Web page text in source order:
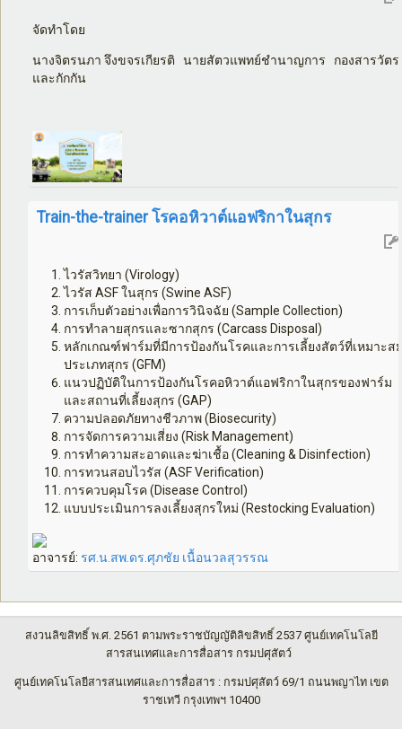
จัดทำโดย
นางจิตรนภา จึงขจรเกียรติ นายสัตวแพทย์ชำนาญการ กองสารวัตร
และกักกัน
Train-the-trainer โรคอหิวาต์แอฟริกาในสุกร
ไวรัสวิทยา (Virology)
ไวรัส ASFในสุกร (Swine ASF)
การเก็บตัวอย่างเพื่อการวินิจฉัย (Sample Collection)
การทำลายสุกรและซากสุกร (Carcass Disposal)
หลักเกณฑ์ฟาร์มที่มีการป้องกันโรคและการเลี้ยงสัตว์ที่เหมาะส
ประเภทสุกร (GFM)
แนวปฏิบัติในการป้องกันโรคอหิวาต์แอฟริกาในสุกรของฟาร์ม
และสถานที่เลี้ยงสุกร (GAP)
ความปลอดภัยทางชีวภาพ (Biosecurity)
การจัดการความเสี่ยง (Risk Management)
การทำความสะอาดและฆ่าเชื้อ (Cleaning & Disinfection)
การทวนสอบไวรัส (ASF Verification)
การควบคุมโรค (Disease Control)
แบบประเมินการลงเลี้ยงสุกรใหม่ (Restocking Evaluation)
อาจารย์: รศ.น.สพ.ดร.ศุภชัย เนื้อนวลสุวรรณ
สงวนลิขสิทธิ์ พ.ศ. 2561 ตามพระราชบัญญัติลิขสิทธิ์ 2537 ศูนย์เทคโนโลยี
สารสนเทศและการสื่อสาร กรมปศุสัตว์
ศูนย์เทคโนโลยีสารสนเทศและการสื่อสาร : กรมปศุสัตว์ 69/1 ถนนพญาไท เขต
ราชเทวี กรุงเทพฯ 10400